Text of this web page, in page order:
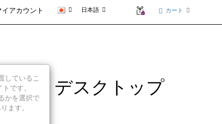
イアカウント 日本語 カート
- デスクトップ
しているこ
です。
かを選択で
ます。